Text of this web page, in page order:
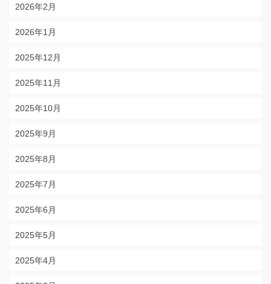
2026年2月
2026年1月
2025年12月
2025年11月
2025年10月
2025年9月
2025年8月
2025年7月
2025年6月
2025年5月
2025年4月